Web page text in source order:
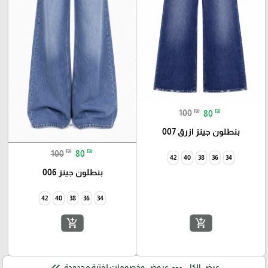
100 ₪ 80 ₪
بنطلون جينز ازرق 007
34
36
38
40
42
add_shopping_cart
100 ₪ 80 ₪
بنطلون جينز 006
add_shopping_cart